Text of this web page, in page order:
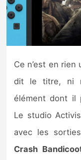
Nintendo
Tests et
Tests de
Tests
Autres tests
Previews
Ce n’est en
dit le titre, ni
élément dont il
Le studio
avec les
Crash